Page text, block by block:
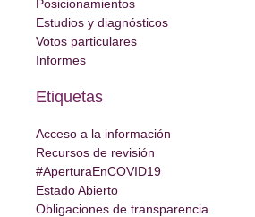
Posicionamientos
Estudios y diagnósticos
Votos particulares
Informes
Etiquetas
Acceso a la información
Recursos de revisión
#AperturaEnCOVID19
Estado Abierto
Obligaciones de transparencia